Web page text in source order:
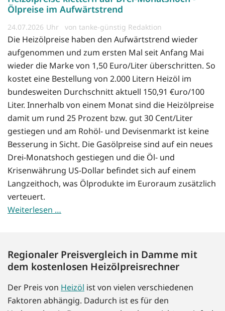
Ölpreise im Aufwärtstrend
24.07.2026 von tanke-günstig Redaktion
Die Heizölpreise haben den Aufwärtstrend wieder
aufgenommen und zum ersten Mal seit Anfang Mai
wieder die Marke von 1,50 Euro/Liter überschritten. So
kostet eine Bestellung von 2.000 Litern Heizöl im
bundesweiten Durchschnitt aktuell 150,91 €uro/100
Liter. Innerhalb von einem Monat sind die Heizölpreise
damit um rund 25 Prozent bzw. gut 30 Cent/Liter
gestiegen und am Rohöl- und Devisenmarkt ist keine
Besserung in Sicht. Die Gasölpreise sind auf ein neues
Drei-Monatshoch gestiegen und die Öl- und
Krisenwährung US-Dollar befindet sich auf einem
Langzeithoch, was Ölprodukte im Euroraum zusätzlich
verteuert.
Weiterlesen …
Regionaler Preisvergleich in Damme mit
dem kostenlosen Heizölpreisrechner
Der Preis von Heizöl ist von vielen verschiedenen
Faktoren abhängig. Dadurch ist es für den